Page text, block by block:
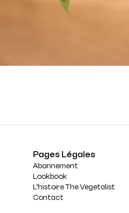
Pages Légales
Abonnement
Lookbook
L'histoire The Vegetalist
Contact